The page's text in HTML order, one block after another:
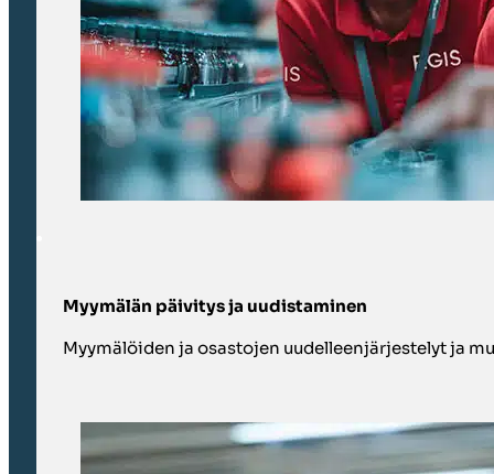
Myymälän päivitys ja uudistaminen
Myymälöiden ja osastojen uudelleenjärjestelyt ja